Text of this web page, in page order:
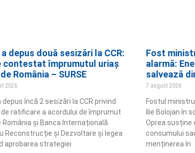
a depus două sesizări la CCR:
contestat împrumutul uriaș
România – SURSE
2026
depus încă 2 sesizări la CCR privind
de ratificare a acordului de împrumut
România și Banca Internațională
Reconstrucție și Dezvoltare și legea
aprobarea strategiei
Fost
alarmă:
salvează
7 august 2026
Fostul
Ilie Bolojan în
Oprea susține
consumului
menținerea în